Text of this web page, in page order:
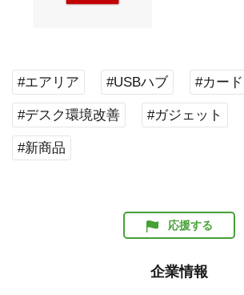
#エアリア #USBハブ #カー
#デスク環境改善 #ガジェット
#新商品
応援する
企業情報